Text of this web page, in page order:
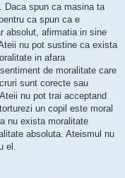
Daca spun ca masina ta
ca spun ca e
absolut, afirmatia in sine
nu pot sustine ca exista
in afara
de moralitate care
sunt corecte sau
nu pot trai acceptand
un copil este moral
nu exista moralitate
absoluta. Ateismul nu
el.